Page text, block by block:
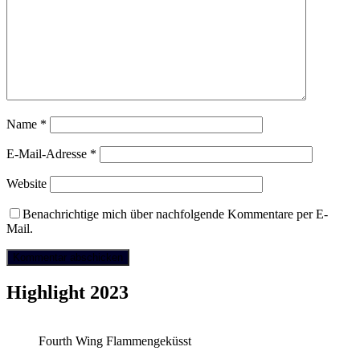
Name *
E-Mail-Adresse *
Website
Benachrichtige mich über nachfolgende Kommentare per E-
Mail.
Highlight 2023
Fourth Wing Flammengeküsst